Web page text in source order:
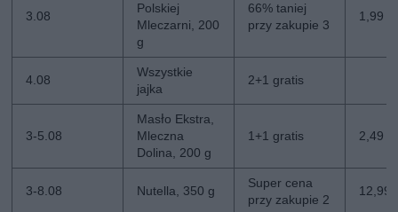
3.08
Polskiej
Mleczarni, 200
g
66% taniej
przy zakupie 3
1,99
4.08
Wszystkie
jajka
2+1 gratis
3-5.08
Masło Ekstra,
Mleczna
Dolina, 200 g
1+1 gratis 2,49
3-8.08 Nutella, 350 g
Super cena
przy zakupie 2
12,99